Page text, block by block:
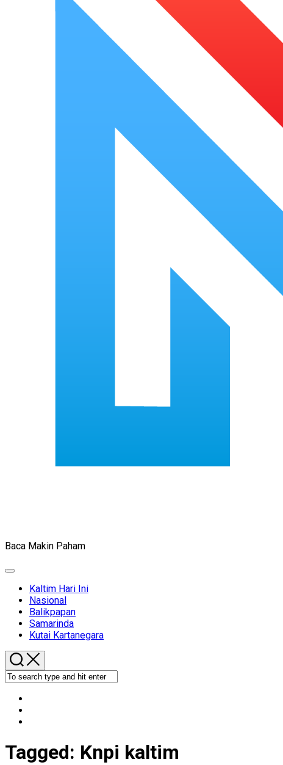
Baca Makin Paham
Expand
Kaltim Hari Ini
Nasional
Balikpapan
Samarinda
Kutai Kartanegara
Tagged: Knpi kaltim